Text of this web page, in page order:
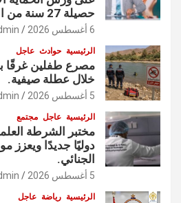
حصيلة 27 سنة من الإصلاحات الصحية.
6 أغسطس 2026
الرئيسية حوادث عاجل
مصرع طفلين غرقًا
خلال عطلة صيفية.
5 أغسطس 2026
الرئيسية عاجل مجتمع
مختبر الشرطة
دوليًا جديدًا ويعزز
الجنائي.
5 أغسطس 2026
الرئيسية رياضة عاجل